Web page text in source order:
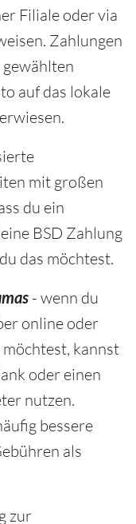
Filiale oder via
Zahlungen
auf das lokale
mit großen
du ein
BSD Zahlung
das möchtest.
- wenn du
online oder
kannst
oder einen
nutzen.
bessere
als
zur